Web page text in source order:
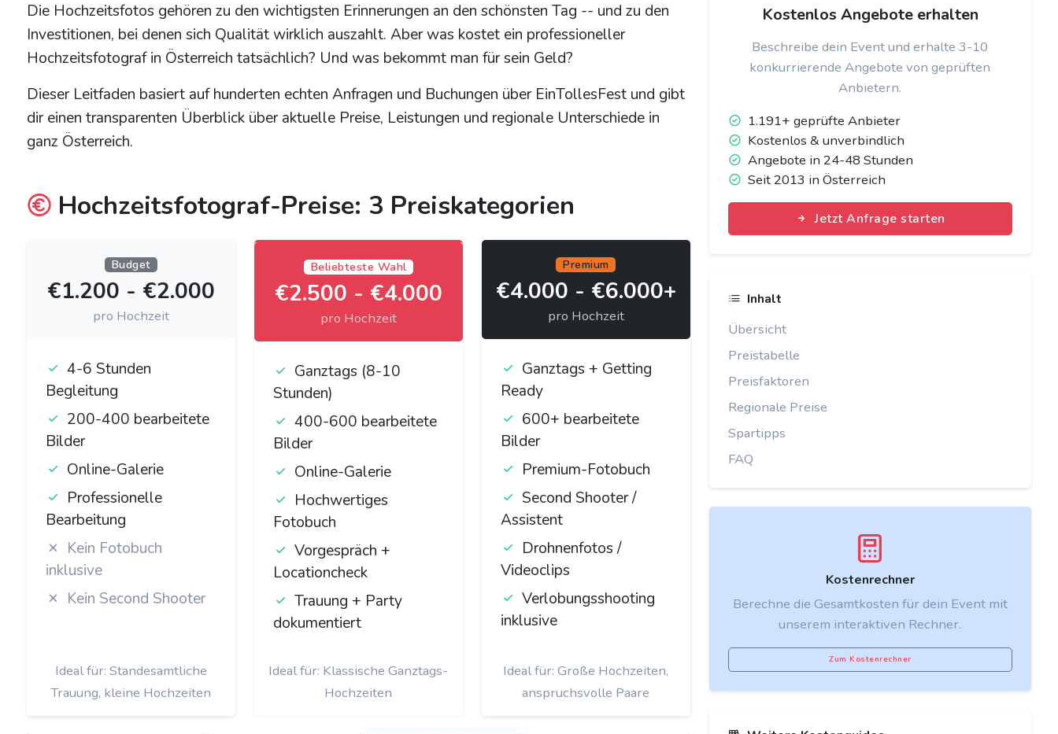
Die Hochzeitsfotos gehören zu den wichtigsten Erinnerungen an den schönsten Tag -- und zu den
Investitionen, bei denen sich Qualität wirklich auszahlt. Aber was kostet ein professioneller
Hochzeitsfotograf in Österreich tatsächlich? Und was bekommt man für sein Geld?
Dieser Leitfaden basiert auf hunderten echten Anfragen und Buchungen über EinTollesFest und gibt
dir einen transparenten Überblick über aktuelle Preise, Leistungen und regionale Unterschiede in
ganz Österreich.
Hochzeitsfotograf-Preise: 3 Preiskategorien
Budget
€1.200 - €2.000
pro Hochzeit
4-6 Stunden
Begleitung
200-400 bearbeitete
Bilder
Online-Galerie
Professionelle
Bearbeitung
Kein Fotobuch
inklusive
Kein Second Shooter
Ideal für: Standesamtliche
Trauung, kleine Hochzeiten
Beliebteste Wahl
€2.500 - €4.000
pro Hochzeit
Ganztags (8-10
Stunden)
400-600 bearbeitete
Bilder
Online-Galerie
Hochwertiges
Fotobuch
Vorgespräch +
Locationcheck
Trauung + Party
dokumentiert
Ideal für: Klassische Ganztags-
Hochzeiten
Premium
€4.000 - €6.000+
pro Hochzeit
Ganztags + Getting
Ready
600+ bearbeitete
Bilder
Premium-Fotobuch
Second Shooter /
Assistent
Drohnenfotos /
Videoclips
Verlobungsshooting
inklusive
Ideal für: Große Hochzeiten,
anspruchsvolle Paare
Kostenlos Angebote erhalten
Beschreibe dein Event und erhalte 3-10
konkurrierende Angebote von geprüften
Anbietern.
1.191+ geprüfte Anbieter
Kostenlos & unverbindlich
Angebote in 24-48 Stunden
Seit 2013 in Österreich
Jetzt Anfrage starten
Inhalt
Übersicht
Preistabelle
Preisfaktoren
Regionale Preise
Spartipps
FAQ
Kostenrechner
Berechne die Gesamtkosten für dein Event mit
unserem interaktiven Rechner.
Zum Kostenrechner